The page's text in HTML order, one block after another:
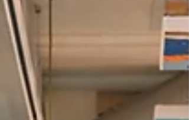
essenziale per le torrefazioni che desiderano
trasformare la qualità sensoriale in un vantaggio
competitivo misurabile e autorevole. International
Coffee Tasting (ICT) Per una torrefazione
strutturata, la qualità del prodotto è il punto di
partenza; l’obiettivo di International Coffee Tasting